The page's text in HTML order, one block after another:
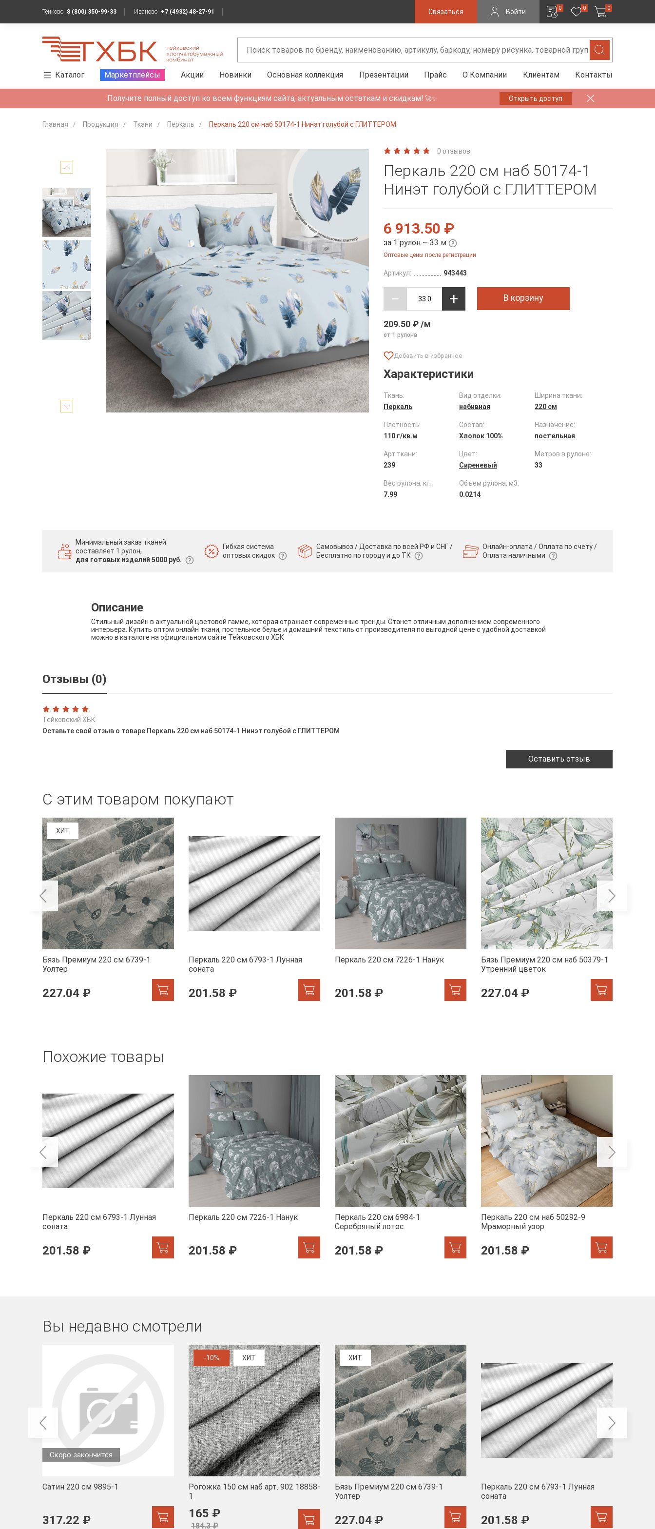
Тейково 8 (800) 350-99-33 Иваново +7 (4932) 48-27-91 Связаться Войти 0 0 0
Каталог Маркетплейсы Акции Новинки Основная коллекция Презентации Прайс О Компании Клиентам Контакты
Получите полный доступ ко всем функциям сайта, актуальным остаткам и скидкам! 🚀✨ Открыть доступ
Главная Продукция Ткани Перкаль Перкаль 220 см наб 50174-1 Нинэт голубой с ГЛИТТЕРОМ
0 отзывов
Перкаль 220 см наб 50174-1
Нинэт голубой с ГЛИТТЕРОМ
6 913.50 ₽
за 1 рулон ~ 33 м
Оптовые цены после регистрации
Артикул: 943443
В корзину
209.50 ₽ /м
от 1 рулона
Характеристики
Ткань:
Перкаль
Вид отделки:
набивная
Ширина ткани:
220 см
Плотность:
110 г/кв.м
Состав:
Хлопок 100%
Назначение:
постельная
Арт ткани:
239
Цвет:
Сиреневый
Метров в рулоне:
33
Вес рулона, кг:
7.99
Объем рулона, м3:
0.0214
Минимальный заказ тканей
составляет 1 рулон,
для готовых изделий 5000 руб.
Гибкая система
оптовых скидок
Самовывоз / Доставка по всей РФ и СНГ /
Бесплатно по городу и до ТК
Онлайн-оплата / Оплата по счету /
Оплата наличными
Описание
Стильный дизайн в актуальной цветовой гамме, которая отражает современные тренды. Станет отличным дополнением современного
интерьера. Купить оптом онлайн ткани, постельное белье и домашний текстиль от производителя по выгодной цене с удобной доставкой
можно в каталоге на официальном сайте Тейковского ХБК
Отзывы (0)
Тейковский ХБК
Оставьте свой отзыв о товаре Перкаль 220 см наб 50174-1 Нинэт голубой с ГЛИТТЕРОМ
Оставить отзыв
С этим товаром покупают
ХИТ
Бязь Премиум 220 см 6739-1
Уолтер
227.04 ₽
Перкаль 220 см 6793-1 Лунная
соната
201.58 ₽
Перкаль 220 см 7226-1 Нанук
201.58 ₽
Бязь Премиум 220 см наб 50379-1
Утренний цветок
227.04 ₽
Похожие товары
Перкаль 220 см 6793-1 Лунная
соната
201.58 ₽
Перкаль 220 см 7226-1 Нанук
201.58 ₽
Перкаль 220 см 6984-1
Серебряный лотос
201.58 ₽
Перкаль 220 см наб 50292-9
Мраморный узор
201.58 ₽
Вы недавно смотрели
Скоро закончится
Сатин 220 см 9895-1
317.22 ₽
-10% ХИТ
Рогожка 150 см наб арт. 902 18858-
1
165 ₽
184.3 ₽
ХИТ
Бязь Премиум 220 см 6739-1
Уолтер
227.04 ₽
Перкаль 220 см 6793-1 Лунная
соната
201.58 ₽